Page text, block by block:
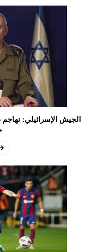
الجيش الإسرائيلي: